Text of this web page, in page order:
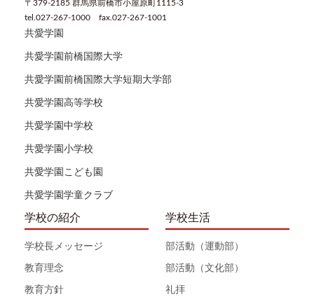
〒379-2185 群馬県前橋市小屋原町1115-3
tel.027-267-1000 fax.027-267-1001
共愛学園
共愛学園前橋国際大学
共愛学園前橋国際大学短期大学部
共愛学園高等学校
共愛学園中学校
共愛学園小学校
共愛学園こども園
共愛学園学童クラブ
学校の紹介
学校長メッセージ
教育理念
教育方針
学校生活
部活動（運動部）
部活動（文化部）
礼拝